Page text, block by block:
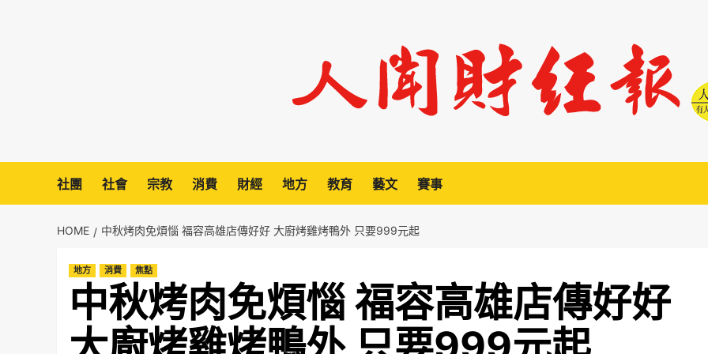
社團 社會 宗教 消費 財經 地方 教育 藝文 賽事
HOME 中秋烤肉免煩惱 福容高雄店傳好好 大廚烤雞烤鴨外 只要999元起
地方 消費 焦點
中秋烤肉免煩惱 福容高雄店傳好好